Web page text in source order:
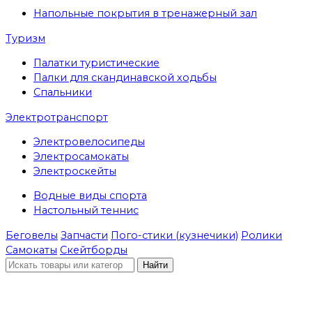
Напольные покрытия в тренажерный зал
Туризм
Палатки туристические
Палки для скандинавской ходьбы
Спальники
Электротранспорт
Электровелосипеды
Электросамокаты
Электроскейты
Водные виды спорта
Настольный теннис
Беговелы Запчасти Пого-стики (кузнечики) Ролики
Самокаты Скейтборды
Найти